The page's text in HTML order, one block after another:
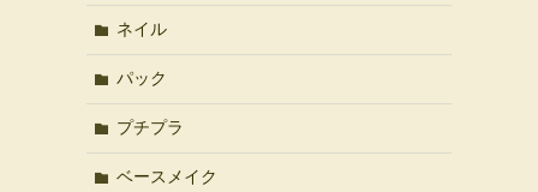
ネイル
パック
プチプラ
ベースメイク